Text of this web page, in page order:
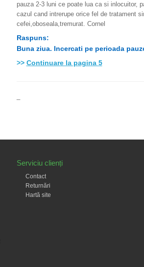
pauza 2-3 luni ce poate lua ca si inlocuitor,
cazul cand intrerupe orice fel de tratament
cefei,oboseala,tremurat. Cornel
Raspuns:
Buna ziua. Incercati pe perioada
>> Continuare la pagina 5
Serviciu clienți
Contact
Returnări
Hartă site